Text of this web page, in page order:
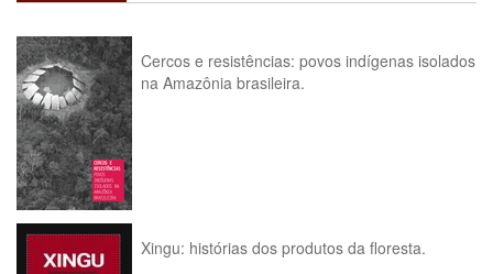
Cercos e resistências: povos indígenas isolados
na Amazônia brasileira.
Xingu: histórias dos produtos da floresta.